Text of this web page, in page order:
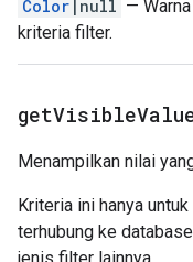
Color |null —
kriteria filter.
getVisible
Menampilkan nilai
Kriteria ini hanya
terhubung ke